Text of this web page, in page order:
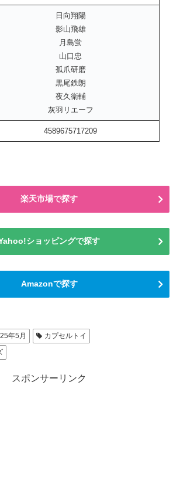
日向翔陽
影山飛雄
月島蛍
山口忠
孤爪研磨
黒尾鉄朗
夜久衛輔
灰羽リエーフ
4589675717209
楽天市場で探す
ショッピングで探す
Amazonで探す
25年5月
カプセルトイ
スポンサーリンク